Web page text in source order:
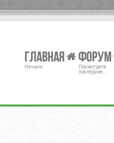
Главная
Начало
Форум
Посмотрите
последние...